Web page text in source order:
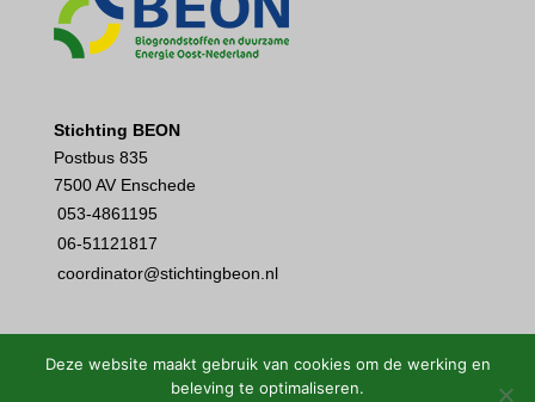
Stichting BEON
Postbus 835
7500 AV Enschede
053-4861195
06-51121817
coordinator@stichtingbeon.nl
Deze website maakt gebruik van cookies om de werking en
beleving te optimaliseren.